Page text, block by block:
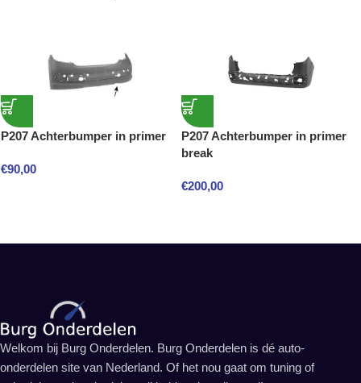
P207 Achterbumper in primer
€90,00
P207 Achterbumper in primer
break
€200,00
Welkom bij Burg Onderdelen. Burg Onderdelen is dé auto-
onderdelen site van Nederland. Of het nou gaat om tuning of